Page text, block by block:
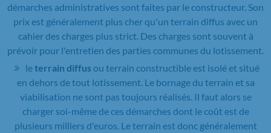
démarches administratives sont faites par le constructeur. Son
prix est généralement plus cher qu'un terrain diffus avec un
cahier des charges plus strict. Des charges sont souvent à
prévoir pour l'entretien des parties communes du lotissement.
leterrain diffusou terrain constructible est isolé et situé
en dehors de tout lotissement. Le bornage du terrain et sa
viabilisation ne sont pas toujours réalisés. Il faut alors se
charger soi-même de ces démarches dont le coût est de
plusieurs milliers d'euros. Le terrain est donc généralement